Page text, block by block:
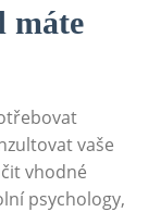
máte
vaše
vhodné
psychology,